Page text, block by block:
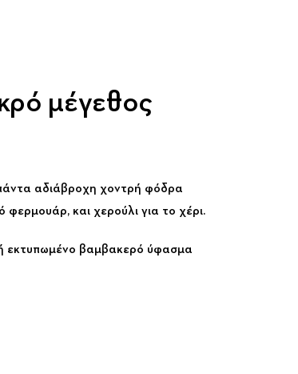
μέγεθος
αδιάβροχη χοντρή φόδρα
φερμουάρ, και χερούλι για το χέρι.
εκτυπωμένο βαμβακερό ύφασμα